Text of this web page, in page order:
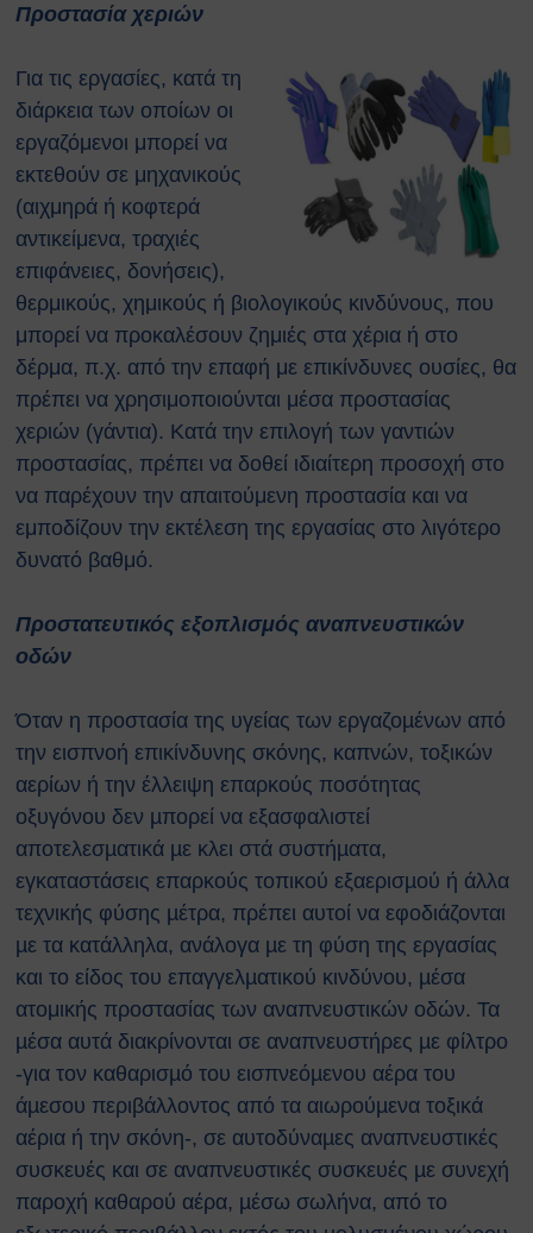
Προστασία χεριών
Για τις εργασίες, κατά τη
διάρκεια των οποίων οι
εργαζόμενοι μπορεί να
εκτεθούν σε μηχανικούς
(αιχμηρά ή κοφτερά
αντικείμενα, τραχιές
επιφάνειες, δονήσεις),
θερμικούς, χημικούς ή βιολογικούς κινδύνους, που
μπορεί να προκαλέσουν ζημιές στα χέρια ή στο
δέρμα, π.χ. από την επαφή με επικίνδυνες ουσίες, θα
πρέπει να χρησιμοποιούνται μέσα προστασίας
χεριών (γάντια). Κατά την επιλογή των γαντιών
προστασίας, πρέπει να δοθεί ιδιαίτερη προσοχή στο
να παρέχουν την απαιτούμενη προστασία και να
εμποδίζουν την εκτέλεση της εργασίας στο λιγότερο
δυνατό βαθμό.
Προστατευτικός εξοπλισμός αναπνευστικών
οδών
Όταν η προστασία της υγείας των εργαζοµένων από
την εισπνοή επικίνδυνης σκόνης, καπνών, τοξικών
αερίων ή την έλλειψη επαρκούς ποσότητας
οξυγόνου δεν µπορεί να εξασφαλιστεί
αποτελεσµατικά µε κλει στά συστήµατα,
εγκαταστάσεις επαρκούς τοπικού εξαερισµού ή άλλα
τεχνικής φύσης µέτρα, πρέπει αυτοί να εφοδιάζονται
µε τα κατάλληλα, ανάλογα µε τη φύση της εργασίας
και το είδος του επαγγελµατικού κινδύνου, µέσα
ατομικής προστασίας των αναπνευστικών οδών. Τα
µέσα αυτά διακρίνονται σε αναπνευστήρες µε φίλτρο
-για τον καθαρισµό του εισπνεόµενου αέρα του
άµεσου περιβάλλοντος από τα αιωρούµενα τοξικά
αέρια ή την σκόνη-, σε αυτοδύναµες αναπνευστικές
συσκευές και σε αναπνευστικές συσκευές µε συνεχή
παροχή καθαρού αέρα, µέσω σωλήνα, από το